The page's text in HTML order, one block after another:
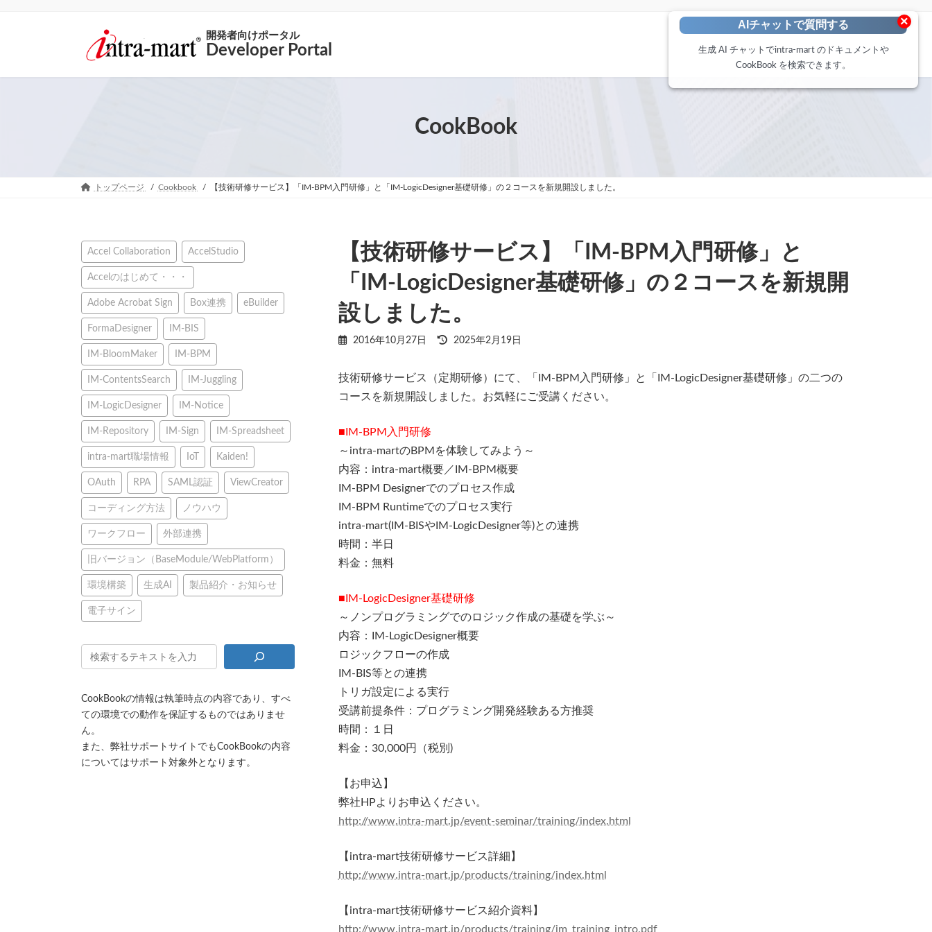
AIチャットで質問する
生成 AI チャットでintra-mart のドキュメントや
CookBook を検索できます。
×
開発者向けポータル
Developer Portal
CookBook
トップページ Cookbook 【技術研修サービス】「IM-BPM入門研修」と「IM-LogicDesigner基礎研修」の２コースを新規開設しました。
【技術研修サービス】「IM-BPM入門研修」と
「IM-LogicDesigner基礎研修」の２コースを新規開
設しました。
2016年10月27日
最
新
時
2025年2月19日
技術研修サービス（定期研修）にて、「IM-BPM入門研修」と「IM-LogicDesigner基礎研修」の二つの
コースを新規開設しました。お気軽にご受講ください。
■IM-BPM入門研修
～intra-martのBPMを体験してみよう～
内容：intra-mart概要／IM-BPM概要
IM-BPM Designerでのプロセス作成
IM-BPM Runtimeでのプロセス実行
intra-mart(IM-BISやIM-LogicDesigner等)との連携
時間：半日
料金：無料
■IM-LogicDesigner基礎研修
～ノンプログラミングでのロジック作成の基礎を学ぶ～
内容：IM-LogicDesigner概要
ロジックフローの作成
IM-BIS等との連携
トリガ設定による実行
受講前提条件：プログラミング開発経験ある方推奨
時間：１日
料金：30,000円（税別)
【お申込】
弊社HPよりお申込ください。
http://www.intra-mart.jp/event-seminar/training/index.html
【intra-mart技術研修サービス詳細】
http://www.intra-mart.jp/products/training/index.html
【intra-mart技術研修サービス紹介資料】
http://www.intra-mart.jp/products/training/im_training_intro.pdf
Accel Collaboration AccelStudio
Accelのはじめて・・・
Adobe Acrobat Sign Box連携 eBuilder
FormaDesigner IM-BIS
IM-BloomMaker IM-BPM
IM-ContentsSearch IM-Juggling
IM-LogicDesigner IM-Notice
IM-Repository IM-Sign IM-Spreadsheet
intra-mart職場情報 IoT Kaiden!
OAuth RPA SAML認証 ViewCreator
コーディング方法 ノウハウ
ワークフロー 外部連携
旧バージョン（BaseModule/WebPlatform）
環境構築 生成AI 製品紹介・お知らせ
電子サイン
CookBookの情報は執筆時点の内容であり、すべ
ての環境での動作を保証するものではありませ
ん。
また、弊社サポートサイトでもCookBookの内容
についてはサポート対象外となります。